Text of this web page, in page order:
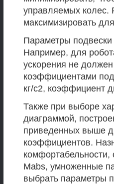
управляемых колес.
максимизировать
Параметры
Например, для
ускорения не
коэффициентами
кг/с2, коэффициент
Также при выборе
диаграммой,
приведенных выше
коэффициентов.
Mabs, умноженные
выбрать параметры